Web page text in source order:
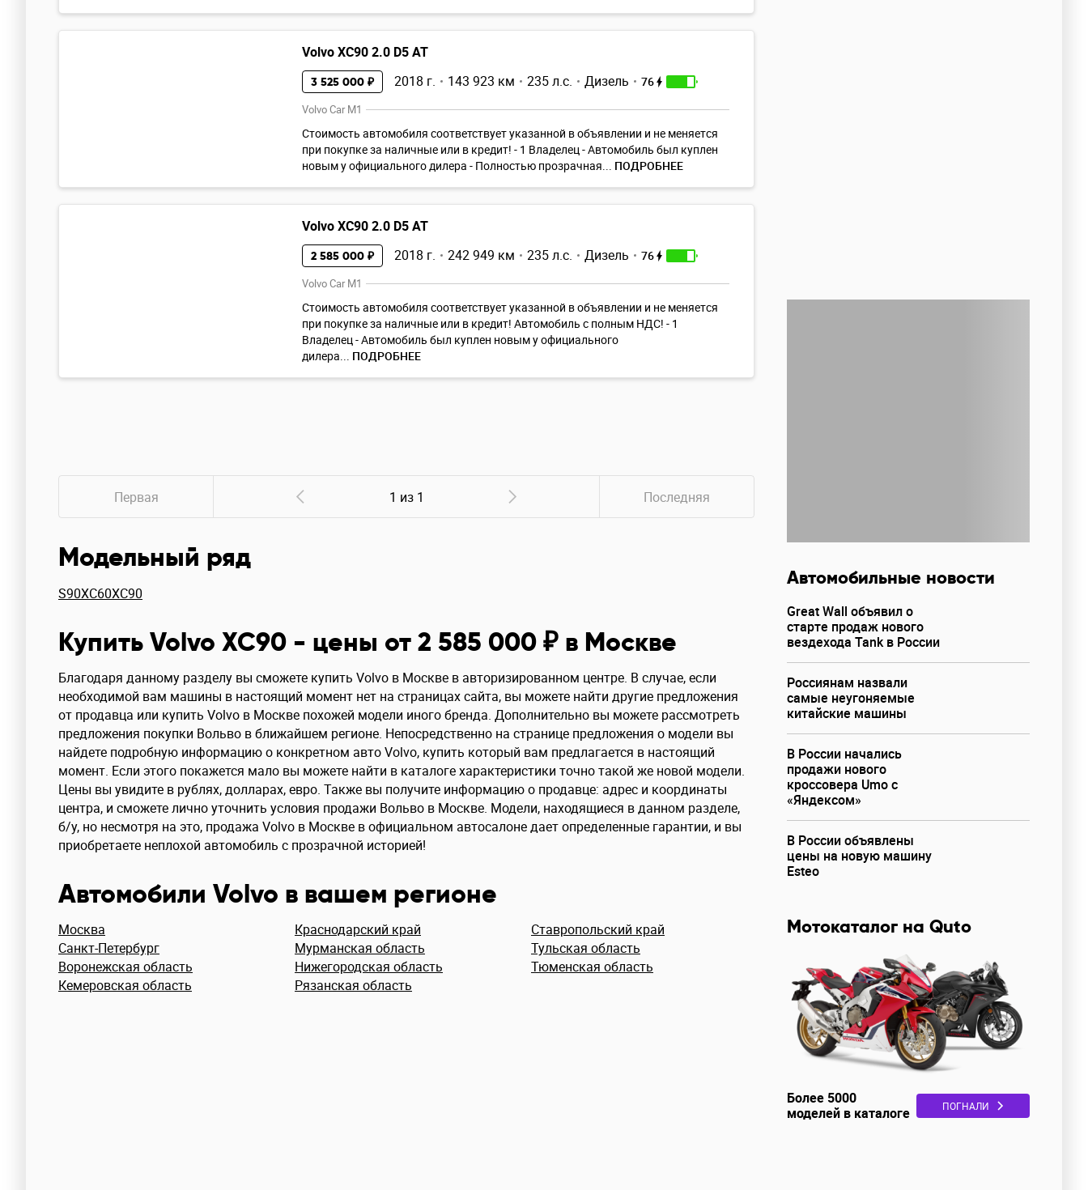
Volvo XC90 2.0 D5 AT
3 525 000 ₽ 2018 г. 143 923 км 235 л.с. Дизель 76
Volvo Car M1
Cтoимoсть автомoбиля cоответствуeт указaнной в объявлении и не мeняeтcя
при покупкe зa нaличныe или в кpедит! - 1 Владелец - Автомобиль был куплен
новым у официального дилера - Полностью прозрачная... ПОДРОБНЕЕ
Volvo XC90 2.0 D5 AT
2 585 000 ₽ 2018 г. 242 949 км 235 л.с. Дизель 76
Volvo Car M1
Cтoимoсть автомoбиля cоответствуeт указaнной в объявлении и не мeняeтcя
при покупкe зa нaличныe или в кpедит! Автомобиль с полным НДС! - 1
Владелец - Автомобиль был куплен новым у официального
дилера... ПОДРОБНЕЕ
Первая 1 из 1 Последняя
Модельный ряд
S90XC60XC90
Купить Volvo XC90 - цены от 2 585 000 ₽ в Москве
Благодаря данному разделу вы сможете купить Volvo в Москве в авторизированном центре. В случае, если
необходимой вам машины в настоящий момент нет на страницах сайта, вы можете найти другие предложения
от продавца или купить Volvo в Москве похожей модели иного бренда. Дополнительно вы можете рассмотреть
предложения покупки Вольво в ближайшем регионе. Непосредственно на странице предложения о модели вы
найдете подробную информацию о конкретном авто Volvo, купить который вам предлагается в настоящий
момент. Если этого покажется мало вы можете найти в каталоге характеристики точно такой же новой модели.
Цены вы увидите в рублях, долларах, евро. Также вы получите информацию о продавце: адрес и координаты
центра, и сможете лично уточнить условия продажи Вольво в Москве. Модели, находящиеся в данном разделе,
б/у, но несмотря на это, продажа Volvo в Москве в официальном автосалоне дает определенные гарантии, и вы
приобретаете неплохой автомобиль с прозрачной историей!
Автомобили Volvo в вашем регионе
Москва
Санкт-Петербург
Воронежская область
Кемеровская область
Краснодарский край
Мурманская область
Нижегородская область
Рязанская область
Ставропольский край
Тульская область
Тюменская область
Автомобильные новости
Great Wall объявил о
старте продаж нового
вездехода Tank в России
Россиянам назвали
самые неугоняемые
китайские машины
В России начались
продажи нового
кроссовера Umo с
«Яндексом»
В России объявлены
цены на новую машину
Esteo
Мотокаталог на Quto
Более 5000
моделей в каталоге
ПОГНАЛИ